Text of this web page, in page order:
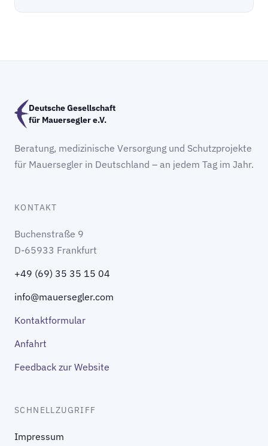
Deutsche Gesellschaft
für Mauersegler e.V.
Beratung, medizinische Versorgung und Schutzprojekte
für Mauersegler in Deutschland – an jedem Tag im Jahr.
KONTAKT
Buchenstraße 9
D-65933 Frankfurt
+49 (69) 35 35 15 04
info@mauersegler.com
Kontaktformular
Anfahrt
Feedback zur Website
SCHNELLZUGRIFF
Impressum